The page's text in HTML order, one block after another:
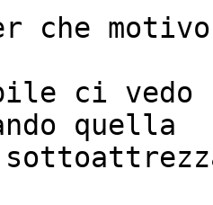
che
ci vedo
quella